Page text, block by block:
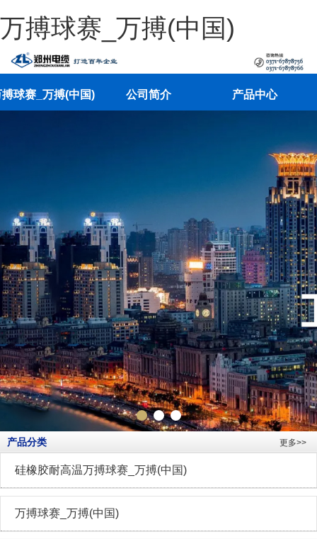
万搏球赛_万搏(中国)
球赛_万搏(中国) 公司简介 产品中心
产品分类 更多>>
硅橡胶耐高温万搏球赛_万搏(中国)
万搏球赛_万搏(中国)